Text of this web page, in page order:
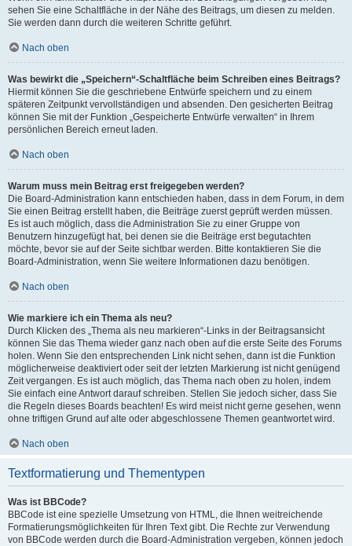
sehen Sie eine Schaltfläche in der Nähe des Beitrags, um diesen zu melden.
Sie werden dann durch die weiteren Schritte geführt.
Nach oben
Was bewirkt die „Speichern“-Schaltfläche beim Schreiben eines Beitrags?
Hiermit können Sie die geschriebene Entwürfe speichern und zu einem
späteren Zeitpunkt vervollständigen und absenden. Den gesicherten Beitrag
können Sie mit der Funktion „Gespeicherte Entwürfe verwalten“ in Ihrem
persönlichen Bereich erneut laden.
Nach oben
Warum muss mein Beitrag erst freigegeben werden?
Die Board-Administration kann entschieden haben, dass in dem Forum, in dem
Sie einen Beitrag erstellt haben, die Beiträge zuerst geprüft werden müssen.
Es ist auch möglich, dass die Administration Sie zu einer Gruppe von
Benutzern hinzugefügt hat, bei denen sie die Beiträge erst begutachten
möchte, bevor sie auf der Seite sichtbar werden. Bitte kontaktieren Sie die
Board-Administration, wenn Sie weitere Informationen dazu benötigen.
Nach oben
Wie markiere ich ein Thema als neu?
Durch Klicken des „Thema als neu markieren“-Links in der Beitragsansicht
können Sie das Thema wieder ganz nach oben auf die erste Seite des Forums
holen. Wenn Sie den entsprechenden Link nicht sehen, dann ist die Funktion
möglicherweise deaktiviert oder seit der letzten Markierung ist nicht genügend
Zeit vergangen. Es ist auch möglich, das Thema nach oben zu holen, indem
Sie einfach eine Antwort darauf schreiben. Stellen Sie jedoch sicher, dass Sie
die Regeln dieses Boards beachten! Es wird meist nicht gerne gesehen, wenn
ohne triftigen Grund auf alte oder abgeschlossene Themen geantwortet wird.
Nach oben
Textformatierung und Thementypen
Was ist BBCode?
BBCode ist eine spezielle Umsetzung von HTML, die Ihnen weitreichende
Formatierungsmöglichkeiten für Ihren Text gibt. Die Rechte zur Verwendung
von BBCode werden durch die Board-Administration vergeben, können jedoch